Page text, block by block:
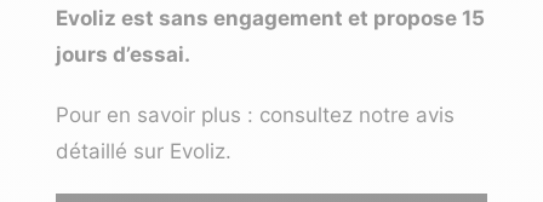
Evoliz est sans engagement et propose 15
jours d’essai.
Pour en savoir plus : consultez notre avis
détaillé sur Evoliz.